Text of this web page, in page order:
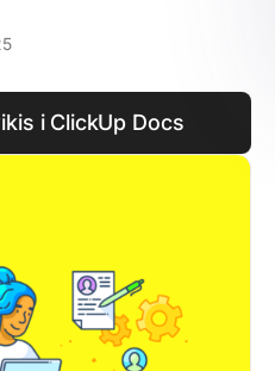
i ClickUp Docs